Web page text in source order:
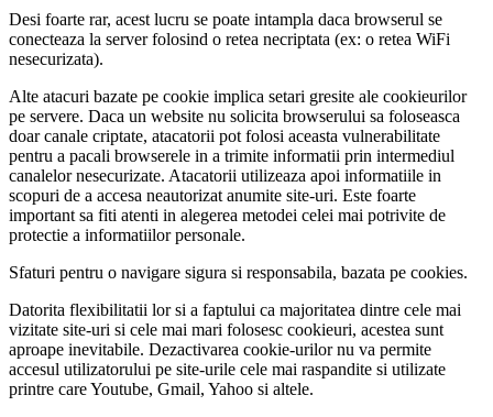
Desi foarte rar, acest lucru se poate intampla daca browserul se
conecteaza la server folosind o retea necriptata (ex: o retea WiFi
nesecurizata).
Alte atacuri bazate pe cookie implica setari gresite ale cookieurilor
pe servere. Daca un website nu solicita browserului sa foloseasca
doar canale criptate, atacatorii pot folosi aceasta vulnerabilitate
pentru a pacali browserele in a trimite informatii prin intermediul
canalelor nesecurizate. Atacatorii utilizeaza apoi informatiile in
scopuri de a accesa neautorizat anumite site-uri. Este foarte
important sa fiti atenti in alegerea metodei celei mai potrivite de
protectie a informatiilor personale.
Sfaturi pentru o navigare sigura si responsabila, bazata pe cookies.
Datorita flexibilitatii lor si a faptului ca majoritatea dintre cele mai
vizitate site-uri si cele mai mari folosesc cookieuri, acestea sunt
aproape inevitabile. Dezactivarea cookie-urilor nu va permite
accesul utilizatorului pe site-urile cele mai raspandite si utilizate
printre care Youtube, Gmail, Yahoo si altele.